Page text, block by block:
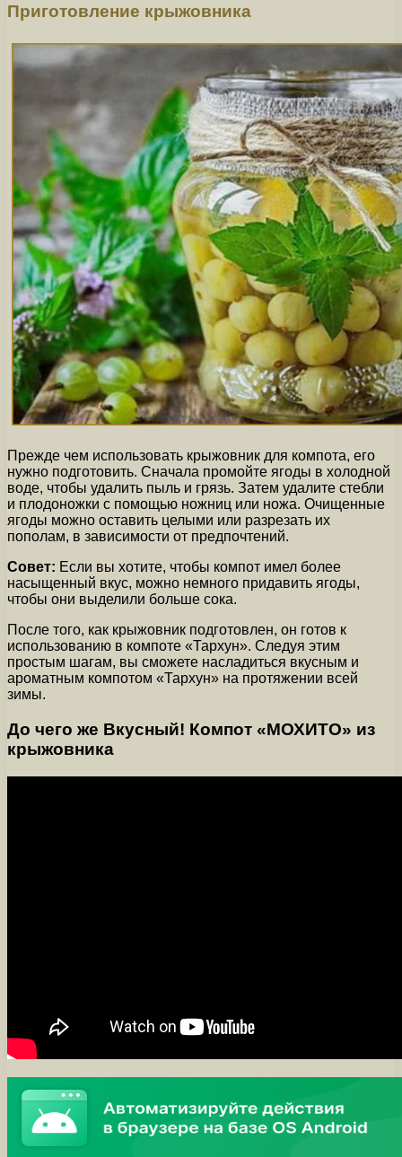
Приготовление крыжовника
Прежде чем использовать крыжовник для компота, его
нужно подготовить. Сначала промойте ягоды в холодной
воде, чтобы удалить пыль и грязь. Затем удалите стебли
и плодоножки с помощью ножниц или ножа. Очищенные
ягоды можно оставить целыми или разрезать их
пополам, в зависимости от предпочтений.
Совет: Если вы хотите, чтобы компот имел более
насыщенный вкус, можно немного придавить ягоды,
чтобы они выделили больше сока.
После того, как крыжовник подготовлен, он готов к
использованию в компоте «Тархун». Следуя этим
простым шагам, вы сможете насладиться вкусным и
ароматным компотом «Тархун» на протяжении всей
зимы.
До чего же Вкусный! Компот «МОХИТО» из
крыжовника